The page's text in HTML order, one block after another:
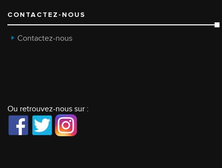
CONTACTEZ-NOUS
Contactez-nous
Ou retrouvez-nous sur :